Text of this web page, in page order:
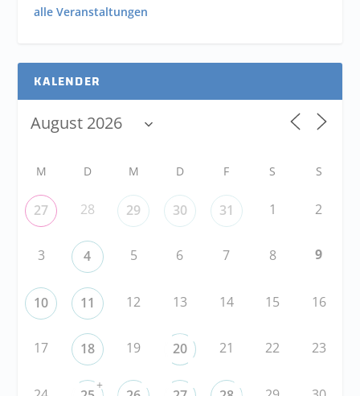
alle Veranstaltungen
KALENDER
M D M D F S S
27 28 29 30 31 1 2
3 4 5 6 7 8 9
10 11 12 13 14 15 16
17 18 19 20 21 22 23
+